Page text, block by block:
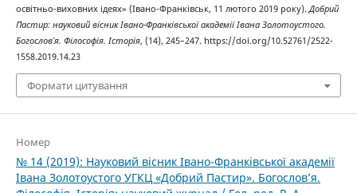
освітньо-виховних ідеях» (Івано-Франківськ, 11 лютого 2019 року).Добрий
Пастир: науковий вісник Івано-Франківської академії Івана Золотоустого.
Богослов’я. Філософія. Історія, (14), 245–247. https://doi.org/10.52761/2522-
1558.2019.14.23
Формати цитування
Номер
№ 14 (2019): Науковий вісник Івано-Франківської академії
Івана Золотоустого УГКЦ «Добрий Пастир». Богослов’я.